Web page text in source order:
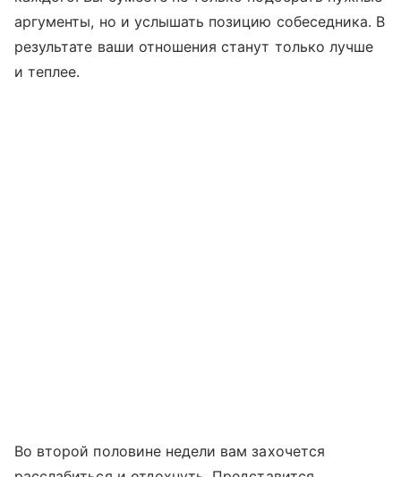
аргументы, но и услышать позицию собеседника. В
результате ваши отношения станут только лучше
и теплее.
Во второй половине недели вам захочется